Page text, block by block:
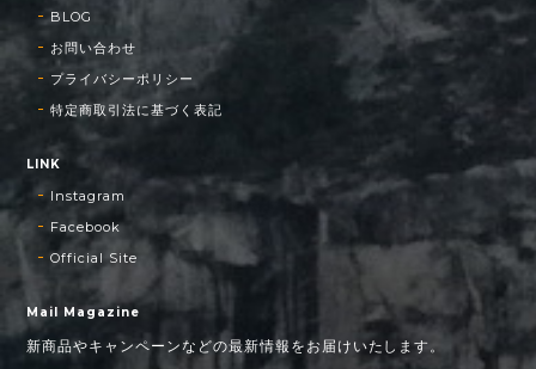
BLOG
お問い合わせ
プライバシーポリシー
特定商取引法に基づく表記
LINK
Instagram
Facebook
Official Site
Mail Magazine
新商品やキャンペーンなどの最新情報をお届けいたします。